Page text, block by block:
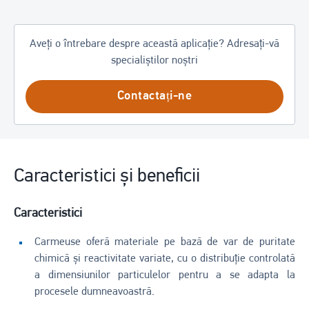
Aveți o întrebare despre această aplicație? Adresați-vă
specialiștilor noștri
Contactați-ne
Caracteristici și beneficii
Caracteristici
Carmeuse oferă materiale pe bază de var de puritate
chimică și reactivitate variate, cu o distribuție controlată
a dimensiunilor particulelor pentru a se adapta la
procesele dumneavoastră.